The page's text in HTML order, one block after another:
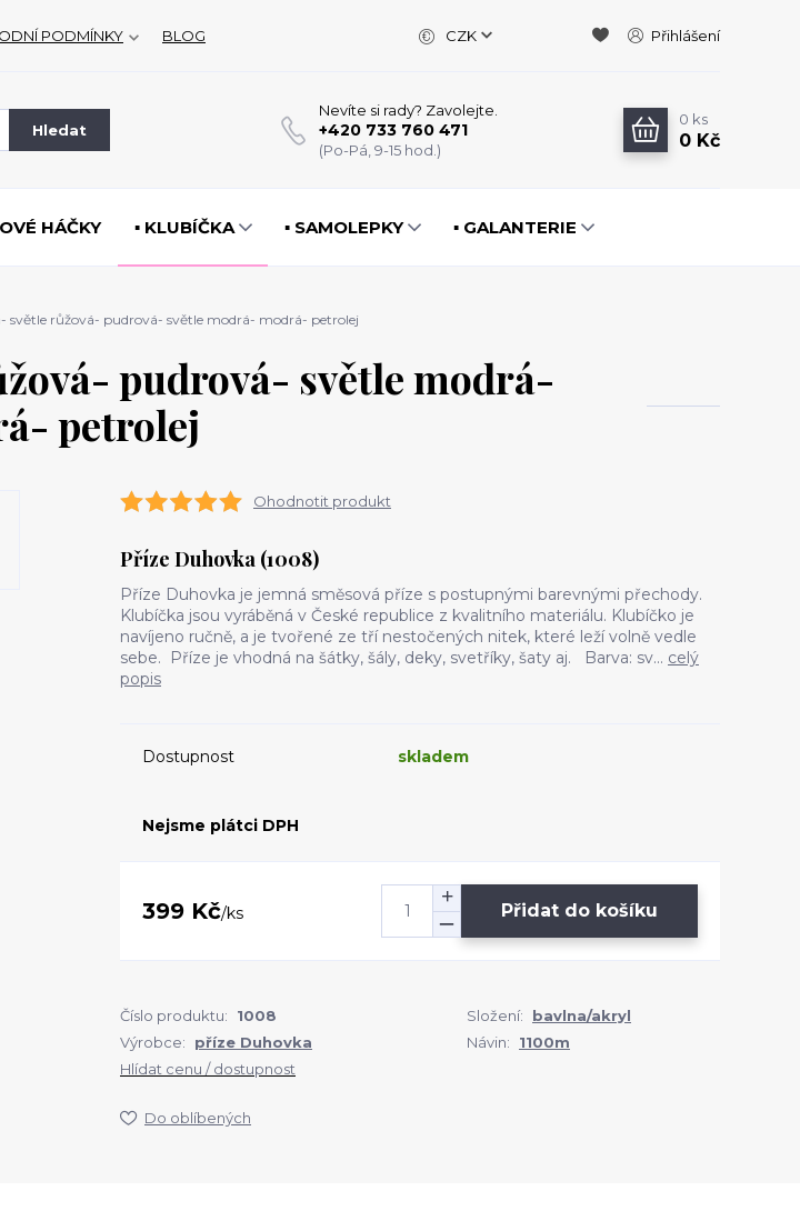
PODMÍNKY BLOG CZK Přihlášení
Hledat
Nevíte si rady? Zavolejte.
+420 733 760 471
(Po-Pá, 9-15 hod.)
0 ks
0 Kč
HÁČKY ▪️ KLUBÍČKA ▪️ SAMOLEPKY ▪️ GALANTERIE
světle růžová- pudrová- světle modrá- modrá- petrolej
pudrová- světle modrá-
petrolej
Ohodnotit produkt
Příze Duhovka (1008)
Příze Duhovka je jemná směsová příze s postupnými barevnými přechody.
Klubíčka jsou vyráběná v České republice z kvalitního materiálu. Klubíčko je
navíjeno ručně, a je tvořené ze tří nestočených nitek, které leží volně vedle
sebe. Příze je vhodná na šátky, šály, deky, svetříky, šaty aj. Barva: sv... celý
popis
Dostupnost skladem
Nejsme plátci DPH
399 Kč/ks Přidat do košíku
Číslo produktu: 1008 Složení:
bavlna/akryl
Výrobce:
příze Duhovka Návin:
1100m
Hlídat cenu / dostupnost
Do oblíbených